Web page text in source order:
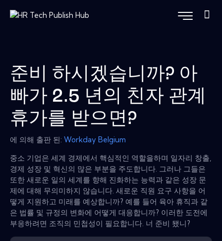
준비 하시겠습니까? 아
빠가 2.5 년의 친자 관계
휴가를 받으면?
에 의해 출판 된: Workday Belgium
중소 기업은 세계 경제에서 핵심적인 역할을하며 일자리 창출,
경제 성장 및 혁신의 많은 부분을 주도합니다. 그러나 그들은
또한 새로운 일의 세계를 향해 진화하는 능력과 같은 성장 문
제에 대해 무의미하지 않습니다. 새로운 직원 요구 사항을 어
떻게 지원하고 미래를 예상합니까? 예를 들어 육아 휴직과 같
은 법률 및 규정의 변화에 ​​어떻게 대응합니까? 이러한 도전에
부응하려면 조직의 민첩성이 필요합니다. 너 준비 됐니?